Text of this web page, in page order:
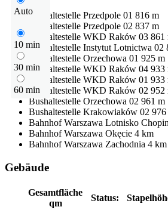
Auto
10 min
30 min
60 min
Bushaltestelle Przedpole 01 816 m
Bushaltestelle Przedpole 02 837 m
Bushaltestelle WKD Raków 03 861
Bushaltestelle Instytut Lotnictwa 02
Bushaltestelle Orzechowa 01 925 m
Bushaltestelle WKD Raków 04 933
Bushaltestelle WKD Raków 01 933
Bushaltestelle WKD Raków 02 952
Bushaltestelle Orzechowa 02 961 m
Bushaltestelle Krakowiaków 02 976
Bahnhof Warszawa Lotnisko
Bahnhof Warszawa Okęcie 4 km
Bahnhof Warszawa Zachodnia 4 km
Gebäude
Gesamtfläche
qm
Status: